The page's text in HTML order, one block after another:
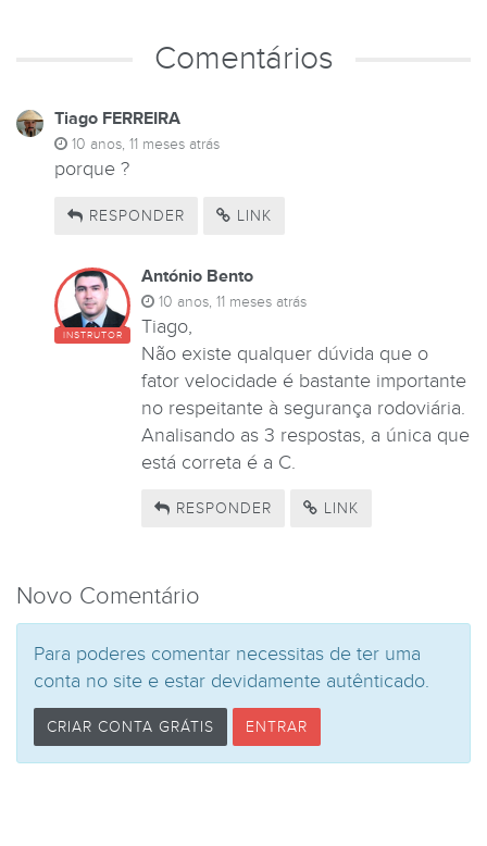
Comentários
Tiago FERREIRA
10 anos, 11 meses atrás
porque ?
RESPONDER LINK
INSTRUTOR
António Bento
10 anos, 11 meses atrás
Tiago,
Não existe qualquer dúvida que o
fator velocidade é bastante importante
no respeitante à segurança rodoviária.
Analisando as 3 respostas, a única que
está correta é a C.
RESPONDER LINK
Novo Comentário
Para poderes comentar necessitas de ter uma
conta no site e estar devidamente autênticado.
CRIAR CONTA GRÁTIS ENTRAR